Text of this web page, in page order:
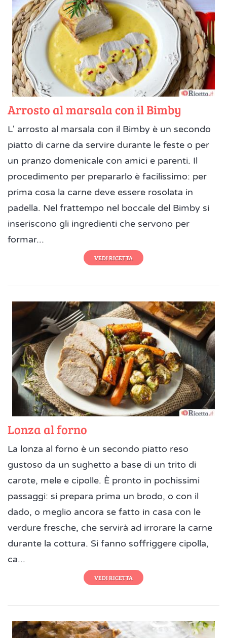
Arrosto al marsala con il Bimby
L' arrosto al marsala con il Bimby è un secondo
piatto di carne da servire durante le feste o per
un pranzo domenicale con amici e parenti. Il
procedimento per prepararlo è facilissimo: per
prima cosa la carne deve essere rosolata in
padella. Nel frattempo nel boccale del Bimby si
inseriscono gli ingredienti che servono per
formar...
VEDI RICETTA
Lonza al forno
La lonza al forno è un secondo piatto reso
gustoso da un sughetto a base di un trito di
carote, mele e cipolle. È pronto in pochissimi
passaggi: si prepara prima un brodo, o con il
dado, o meglio ancora se fatto in casa con le
verdure fresche, che servirà ad irrorare la carne
durante la cottura. Si fanno soffriggere cipolla,
ca...
VEDI RICETTA